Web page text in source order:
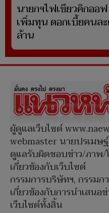
นายกฯไฟเขียวคิกออ
เพิ่มทุน ดอกเบี้ยคนล
ล้าน
ผู้ดูแลเว็บไซต์
webmaster นายปรเมษ
ดูแลรับผิดชอบข่าว/ภา
เกี่ยวข้องกับเว็บไซต์
กรรมการบริษัทฯ, กรรม
เกี่ยวข้องกับการนำเสน
เว็บไซต์ทั้งสิ้น